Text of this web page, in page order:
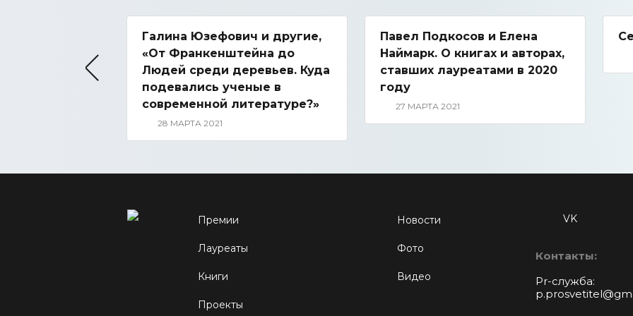
Галина Юзефович и другие,
«От Франкенштейна до
Людей среди деревьев. Куда
подевались ученые в
современной литературе?»
28 МАРТА 2021
Павел Подкосов и Елена
Наймарк. О книгах и авторах,
ставших лауреатами в 2020
году
27 МАРТА 2021
Премии
Лауреаты
Книги
Проекты
Новости
Фото
Видео
VK
Контакты:
Pr-служба: